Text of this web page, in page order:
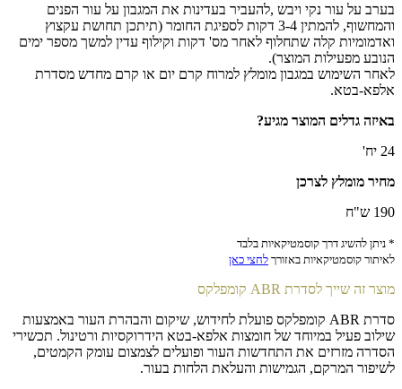
בערב על עור נקי ויבש ,להעביר בעדינות את המגבון על עור הפנים
והמחשוף, להמתין 3-4 דקות לספיגת החומר (תיתכן תחושת עקצוץ
ואדמומיות קלה שתחלוף לאחר מס' דקות וקילוף עדין למשך מספר ימים
הנובע מפעילות המוצר).
לאחר השימוש במגבון מומלץ למרוח קרם יום או קרם מחדש מסדרת
אלפא-בטא.
באיזה גדלים המוצר מגיע?
24 יח'
מחיר מומלץ לצרכן
190 ש"ח
* ניתן להשיג דרך קוסמטיקאיות בלבד
לאיתור קוסמטיקאיות באזורך לחצי כאן
מוצר זה שייך לסדרת ABR קומפלקס
סדרת ABR קומפלקס פועלת לחידוש, שיקום והבהרת העור באמצעות
שילוב פעיל במיוחד של חומצות אלפא-בטא הידרוקסיות ורטינול. תכשירי
הסדרה מזרזים את התחדשות העור ופועלים לצמצום עומק הקמטים,
לשיפור המרקם, הגמישות והעלאת הלחות בעור.